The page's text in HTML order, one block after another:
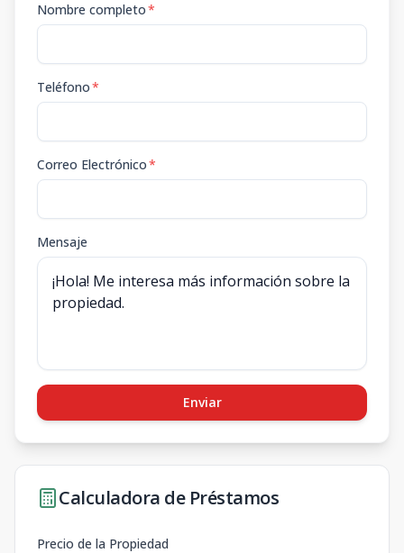
Nombre completo*
Teléfono*
Correo Electrónico*
Mensaje
Enviar
Calculadora de Préstamos
Precio de la Propiedad